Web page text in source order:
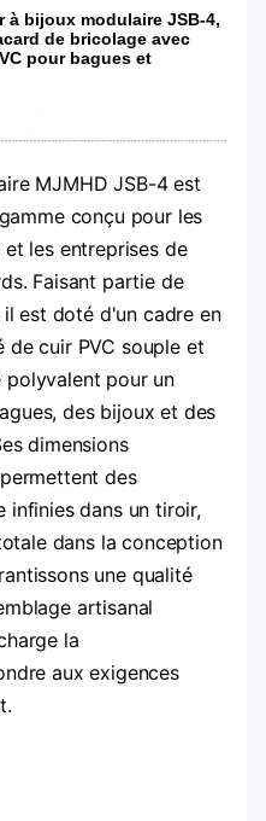
à bijoux modulaire JSB-4,
de bricolage avec
pour bagues et
MJMHD JSB-4 est
conçu pour les
les entreprises de
Faisant partie de
est doté d'un cadre en
de cuir PVC souple et
pour un
des bijoux et des
dimensions
des
infinies dans un tiroir,
dans la conception
une qualité
artisanal
la
aux exigences